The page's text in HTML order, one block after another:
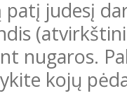
patį judesį
nugaros.
kojų